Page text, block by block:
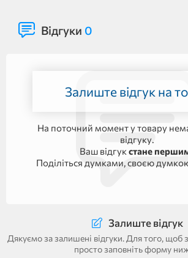
Відгуки 0
Залиште відгук на
На поточний момент у товару
відгуку.
Ваш відгук стане
Поділіться думками, своєю
Залиште відгук
Дякуємо за залишені відгуки. Для того, щоб
просто заповніть форму